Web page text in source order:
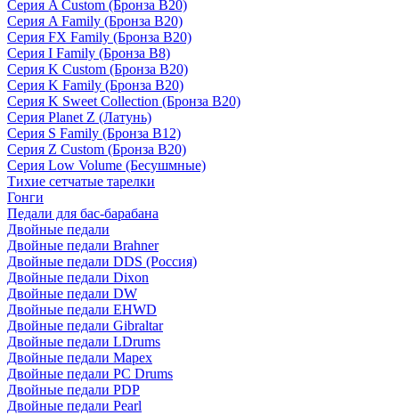
Серия A Custom (Бронза B20)
Серия A Family (Бронза B20)
Серия FX Family (Бронза B20)
Серия I Family (Бронза B8)
Серия K Custom (Бронза B20)
Серия K Family (Бронза B20)
Серия K Sweet Collection (Бронза B20)
Серия Planet Z (Латунь)
Серия S Family (Бронза B12)
Серия Z Custom (Бронза B20)
Серия Low Volume (Бесушмные)
Тихие сетчатые тарелки
Гонги
Педали для бас-барабана
Двойные педали
Двойные педали Brahner
Двойные педали DDS (Россия)
Двойные педали Dixon
Двойные педали DW
Двойные педали EHWD
Двойные педали Gibraltar
Двойные педали LDrums
Двойные педали Mapex
Двойные педали PC Drums
Двойные педали PDP
Двойные педали Pearl